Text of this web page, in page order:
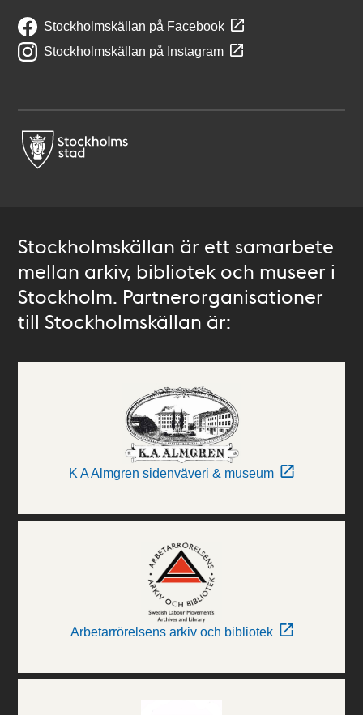
Stockholmskällan på Facebook
Stockholmskällan på Instagram
Stockholmskällan är ett samarbete
mellan arkiv, bibliotek och museer i
Stockholm. Partnerorganisationer
till Stockholmskällan är:
K A Almgren sidenväveri & museum
Arbetarrörelsens arkiv och bibliotek